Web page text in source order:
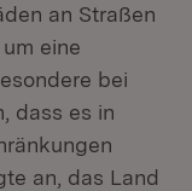
an Straßen
eine
bei
dass es in
an, das Land